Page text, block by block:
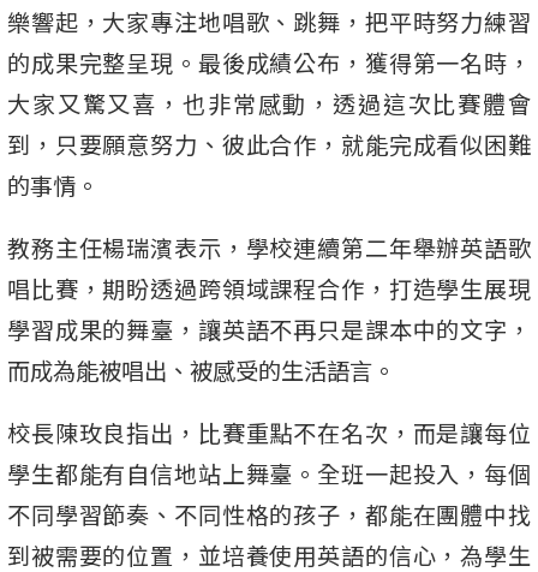
樂響起，大家專注地唱歌、跳舞，把平時努力練習
的成果完整呈現。最後成績公布，獲得第一名時，
大家又驚又喜，也非常感動，透過這次比賽體會
到，只要願意努力、彼此合作，就能完成看似困難
的事情。
教務主任楊瑞濱表示，學校連續第二年舉辦英語歌
唱比賽，期盼透過跨領域課程合作，打造學生展現
學習成果的舞臺，讓英語不再只是課本中的文字，
而成為能被唱出、被感受的生活語言。
校長陳玫良指出，比賽重點不在名次，而是讓每位
學生都能有自信地站上舞臺。全班一起投入，每個
不同學習節奏、不同性格的孩子，都能在團體中找
到被需要的位置，並培養使用英語的信心，為學生